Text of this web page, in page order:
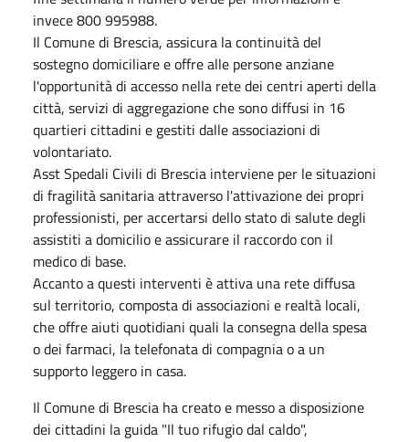
invece 800 995988.
Il Comune di Brescia, assicura la continuità del
sostegno domiciliare e offre alle persone anziane
l'opportunità di accesso nella rete dei centri aperti della
città, servizi di aggregazione che sono diffusi in 16
quartieri cittadini e gestiti dalle associazioni di
volontariato.
Asst Spedali Civili di Brescia interviene per le situazioni
di fragilità sanitaria attraverso l'attivazione dei propri
professionisti, per accertarsi dello stato di salute degli
assistiti a domicilio e assicurare il raccordo con il
medico di base.
Accanto a questi interventi è attiva una rete diffusa
sul territorio, composta di associazioni e realtà locali,
che offre aiuti quotidiani quali la consegna della spesa
o dei farmaci, la telefonata di compagnia o a un
supporto leggero in casa.
Il Comune di Brescia ha creato e messo a disposizione
dei cittadini la guida "Il tuo rifugio dal caldo",